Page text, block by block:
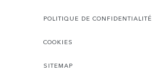
POLITIQUE DE CONFIDENTIALITÉ
COOKIES
SITEMAP